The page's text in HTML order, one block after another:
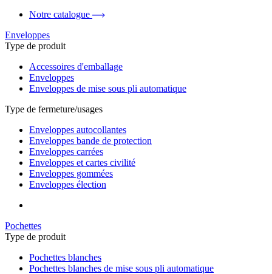
Notre catalogue
Enveloppes
Type de produit
Accessoires d'emballage
Enveloppes
Enveloppes de mise sous pli automatique
Type de fermeture/usages
Enveloppes autocollantes
Enveloppes bande de protection
Enveloppes carrées
Enveloppes et cartes civilité
Enveloppes gommées
Enveloppes élection
Pochettes
Type de produit
Pochettes blanches
Pochettes blanches de mise sous pli automatique